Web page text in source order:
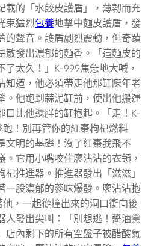
載的「水餃皮護盾」，薄韌而充
束猛烈包養地擊中麵皮護盾，發
的聲音。護盾劇烈震動，但奇蹟
散發出濃郁的麵香。「這麵皮的
了太久！」K-999焦急地大喊，
知道，他必須帶走他那缸陳年老
。他跑到蒜泥缸前，使出他搬運
口比他還胖的缸抱起。「走！K-
！別再管你的紅棗枸杞燃料
文明的基礎！沒了紅棗我飛不
。它用小嘴咬住廖沾沾的衣領，
杞推進器。推進器發出「滋滋」
一股濃郁的蔘味爆發。廖沾沾抱
，一起從撞出來的洞口衝向後
人發出尖叫：「別想逃！醬油黨
店內剩下的所有空盤子被醋酸氣